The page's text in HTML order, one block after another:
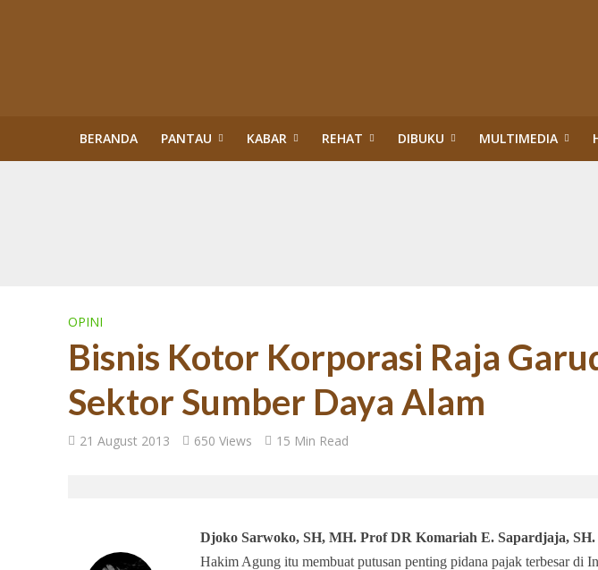
BERANDA PANTAU KABAR REHAT DIBUKU MULTIMEDIA
27 Tahun Reformasi 1998: Menanti Aksi Kepala Daerah
OPINI
Bisnis Kotor Korporasi Raja
Sektor Sumber Daya Alam
21 August 2013 650 Views 15 Min Read
Djoko Sarwoko, SH, MH. Prof DR Komariah E. Sapardjaja,
Hakim Agung itu membuat putusan penting pidana pajak terbesar di